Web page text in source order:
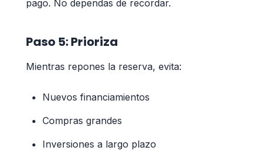
pago. No dependas de recordar.
Paso 5: Prioriza
Mientras repones la reserva, evita:
Nuevos financiamientos
Compras grandes
Inversiones a largo plazo